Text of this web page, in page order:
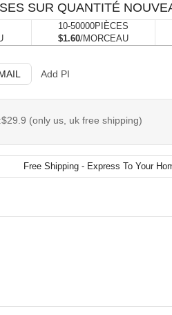
SUR QUANTITÉ
10-50000PIÈCES
$1.60/MORCEAU
Add PI
(only us, uk free shipping)